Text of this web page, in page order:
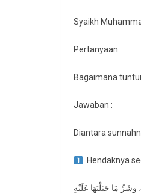
Syaikh
Pertanyaan :
Jawaban :
Diantara
. Hendaknya
وشَرِّ مَا جَبَلْتَهَا عَلَيْهِ